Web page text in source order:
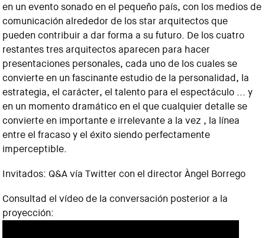
en un evento sonado en el pequeño país, con los medios de
comunicación alrededor de los star arquitectos que
pueden contribuir a dar forma a su futuro. De los cuatro
restantes tres arquitectos aparecen para hacer
presentaciones personales, cada uno de los cuales se
convierte en un fascinante estudio de la personalidad, la
estrategia, el carácter, el talento para el espectáculo ... y
en un momento dramático en el que cualquier detalle se
convierte en importante e irrelevante a la vez , la línea
entre el fracaso y el éxito siendo perfectamente
imperceptible.
Invitados: Q&A vía Twitter con el director Àngel Borrego
Consultad el vídeo de la conversación posterior a la
proyección: